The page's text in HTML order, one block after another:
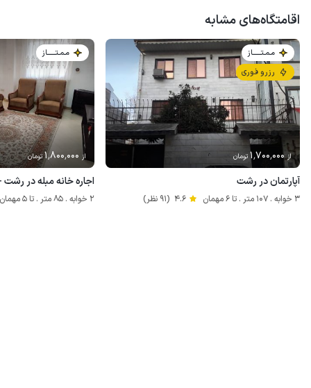
اقامتگاه‌های مشابه
مـمـتــــــاز
رزرو فوری
از 1٬700٬000 تومان
آپارتمان در رشت
3 خوابه . 107 متر . تا 6 مهمان 4.6 (91 نظر)
مـمـتــــــاز
از 1٬800٬000تومان
اجاره خانه مبله در
2 خوابه . 85 متر . تا 5 مهمان